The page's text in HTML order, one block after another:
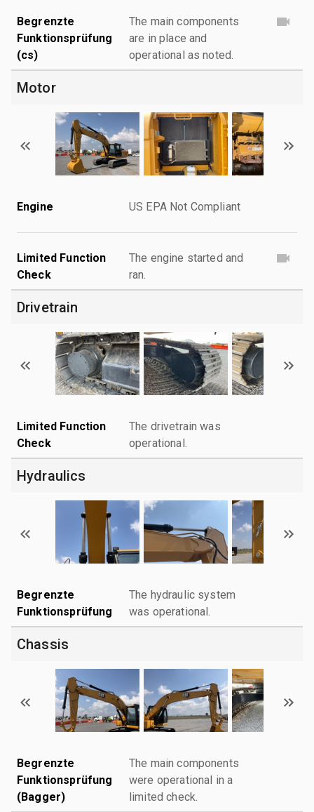
Begrenzte
Funktionsprüfung
(cs)
The main components
are in place and
operational as noted.
Motor
Engine US EPA Not Compliant
Limited Function
Check
The engine started and
ran.
Drivetrain
Limited Function
Check
The drivetrain was
operational.
Hydraulics
Begrenzte
Funktionsprüfung
The hydraulic system
was operational.
Chassis
Begrenzte
Funktionsprüfung
(Bagger)
The main components
were operational in a
limited check.